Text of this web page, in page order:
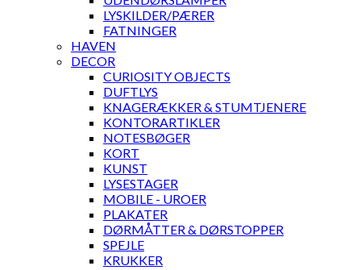
LYSKILDER/PÆRER
FATNINGER
HAVEN
DECOR
CURIOSITY OBJECTS
DUFTLYS
KNAGERÆKKER & STUMTJENERE
KONTORARTIKLER
NOTESBØGER
KORT
KUNST
LYSESTAGER
MOBILE - UROER
PLAKATER
DØRMÅTTER & DØRSTOPPER
SPEJLE
KRUKKER